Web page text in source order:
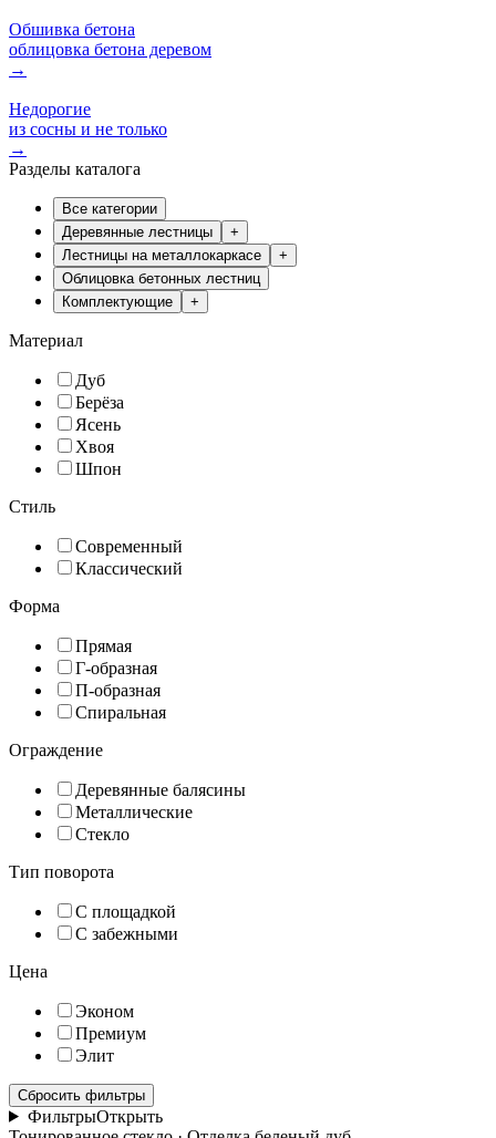
Обшивка бетона
облицовка бетона деревом
→
Недорогие
из сосны и не только
→
Разделы каталога
Все категории
Деревянные лестницы
+
Лестницы на металлокаркасе
+
Облицовка бетонных лестниц
Комплектующие
+
Материал
Дуб
Берёза
Ясень
Хвоя
Шпон
Стиль
Современный
Классический
Форма
Прямая
Г-образная
П-образная
Спиральная
Ограждение
Деревянные балясины
Металлические
Стекло
Тип поворота
С площадкой
С забежными
Цена
Эконом
Премиум
Элит
Сбросить фильтры
ФильтрыОткрыть